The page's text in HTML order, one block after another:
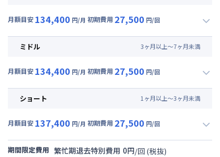
月額目安 134,400 円/月 初期費用 27,500 円/回
月額賃料目安(30日利用)
光熱費他 : 24,000円/月 (800円/日) (税抜)
その他費用 :
ミドル 3ヶ月以上～7ヶ月未満
月額目安 134,400 円/月 初期費用 27,500 円/回
月額賃料目安(30日利用)
光熱費他 : 24,000円/月 (800円/日) (税抜)
その他費用 :
ショート 1 ヶ月以上～3ヶ月未満
月額目安 137,400 円/月 初期費用 27,500 円/回
月額賃料目安(30日利用)
期間限定費用 繁忙期退去特別費用 0円/回(税抜)